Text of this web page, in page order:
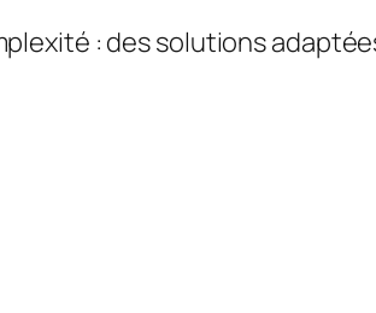
: des solutions